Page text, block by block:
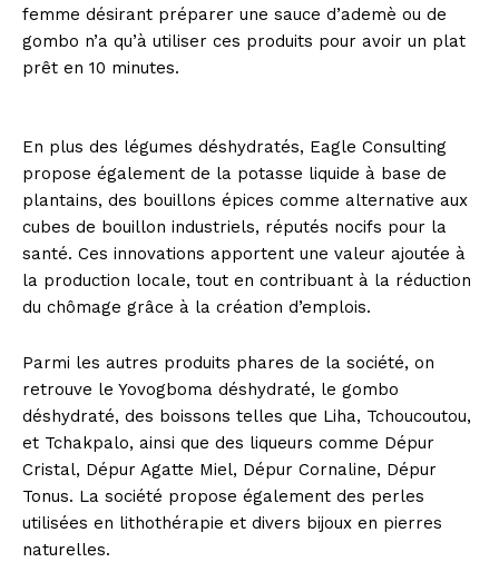
femme désirant préparer une sauce d’ademè ou de
gombo n’a qu’à utiliser ces produits pour avoir un plat
prêt en 10 minutes.
En plus des légumes déshydratés, Eagle Consulting
propose également de la potasse liquide à base de
plantains, des bouillons épices comme alternative aux
cubes de bouillon industriels, réputés nocifs pour la
santé. Ces innovations apportent une valeur ajoutée à
la production locale, tout en contribuant à la réduction
du chômage grâce à la création d’emplois.
Parmi les autres produits phares de la société, on
retrouve le Yovogboma déshydraté, le gombo
déshydraté, des boissons telles que Liha, Tchoucoutou,
et Tchakpalo, ainsi que des liqueurs comme Dépur
Cristal, Dépur Agatte Miel, Dépur Cornaline, Dépur
Tonus. La société propose également des perles
utilisées en lithothérapie et divers bijoux en pierres
naturelles.